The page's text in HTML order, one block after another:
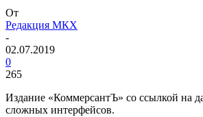
От
Редакция МКХ
-
02.07.2019
0
265
Издание «КоммерсантЪ» со ссылкой на
сложных интерфейсов.